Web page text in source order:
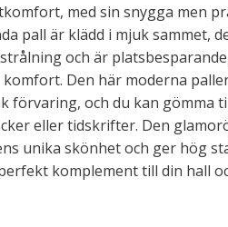
med sin snygga men
pall är klädd i mjuk sammet,
och är
Den här moderna
förvaring, och du kan gömma
eller tidskrifter. Den
unika skönhet och ger hög
komplement till din hall